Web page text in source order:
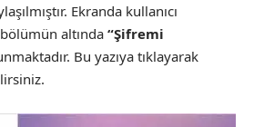
Ekranda kullanıcı
altında “Şifremi
Bu yazıya tıklayarak